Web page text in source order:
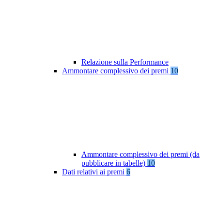
Relazione sulla Performance
Ammontare complessivo dei premi 10
Ammontare complessivo dei premi (da
pubblicare in tabelle) 10
Dati relativi ai premi 6